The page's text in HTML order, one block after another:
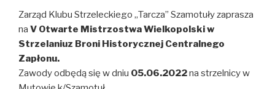
Zarząd Klubu Strzeleckiego „Tarcza” Szamotuły zaprasza
na V Otwarte Mistrzostwa Wielkopolski w
Strzelaniuz Broni Historycznej Centralnego
Zapłonu.
Zawody odbędą się w dniu 05.06.2022na strzelnicy w